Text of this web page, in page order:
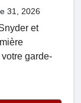
31, 2026
et
garde-